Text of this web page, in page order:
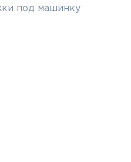
под машинку